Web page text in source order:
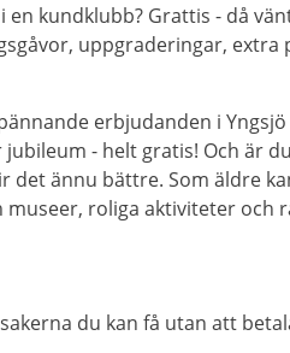
en kundklubb? Grattis - då
uppgraderingar, extra
erbjudanden i
- helt gratis! Och är
det ännu bättre. Som äldre
roliga aktiviteter och
du kan få utan att